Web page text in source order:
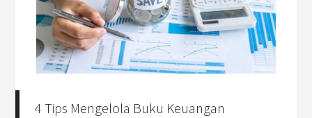
4 Tips Mengelola Buku Keuangan